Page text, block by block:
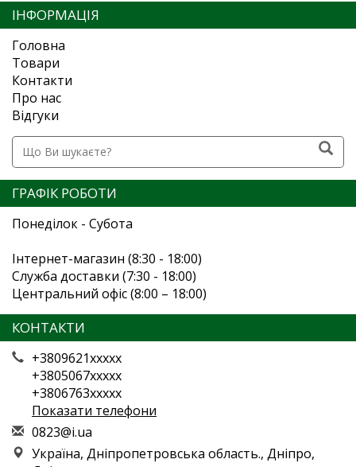
ІНФОРМАЦІЯ
Головна
Товари
Контакти
Про нас
Відгуки
ГРАФІК РОБОТИ
Понеділок - Субота
Інтернет-магазин (8:30 - 18:00)
Служба доставки (7:30 - 18:00)
Центральний офіс (8:00 – 18:00)
КОНТАКТИ
+3809621xxxxx
+3805067xxxxx
+3806763xxxxx
Показати телефони
0823@i.ua
Україна, Дніпропетровська область., Дніпро,